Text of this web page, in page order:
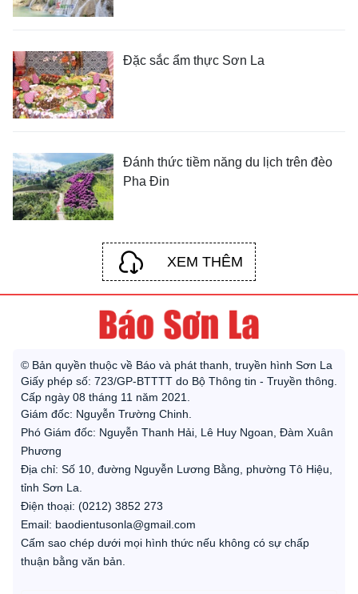
Đặc sắc ẩm thực Sơn La
Đánh thức tiềm năng du lịch trên đèo
Pha Đin
XEM THÊM
© Bản quyền thuộc về Báo và phát thanh, truyền hình Sơn La
Giấy phép số: 723/GP-BTTTT do Bộ Thông tin - Truyền thông.
Cấp ngày 08 tháng 11 năm 2021.
Giám đốc: Nguyễn Trường Chinh.
Phó Giám đốc: Nguyễn Thanh Hải, Lê Huy Ngoan, Đàm Xuân
Phương
Địa chỉ: Số 10, đường Nguyễn Lương Bằng, phường Tô Hiệu,
tỉnh Sơn La.
Điện thoại: (0212) 3852 273
Email: baodientusonla@gmail.com
Cấm sao chép dưới mọi hình thức nếu không có sự chấp
thuận bằng văn bản.